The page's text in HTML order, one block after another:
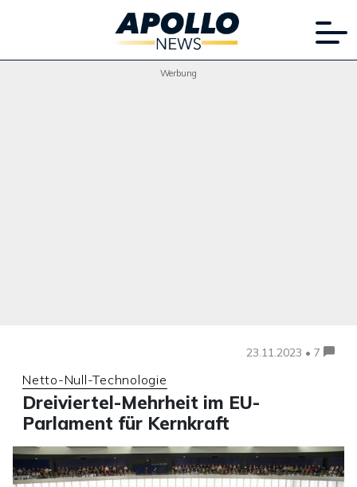
Werbung
23.11.2023 • 7
Netto-Null-Technologie
Dreiviertel-Mehrheit im EU-
Parlament für Kernkraft